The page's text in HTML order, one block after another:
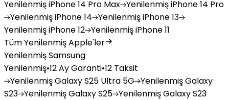
YenilenmişiPhone 14 Pro Max YenilenmişiPhone 14 Pro
YenilenmişiPhone 14 YenilenmişiPhone 13
YenilenmişiPhone 12 YenilenmişiPhone 11
Tüm Yenilenmiş Apple'ler
Yenilenmiş Samsung
Yenilenmiş•12 Ay Garanti•12 Taksit
YenilenmişGalaxy S25 Ultra 5G YenilenmişGalaxy
S23 YenilenmişGalaxy S25 YenilenmişGalaxy S23